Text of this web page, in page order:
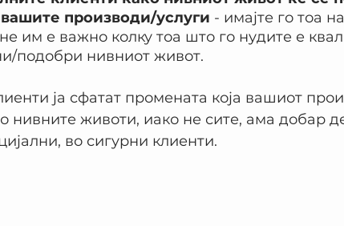
производи/услуги - имајте го тоа
им е важно колку тоа што го нудите е
подобри нивниот живот.
ја сфатат промената која вашиот
нивните животи, иако не сите, ама добар
во сигурни клиенти.